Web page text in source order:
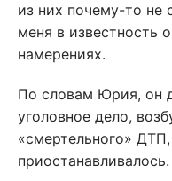
из них почему-то не
меня в известность
намерениях.
По словам Юрия, он
уголовное дело,
«смертельного»
приостанавливалось.